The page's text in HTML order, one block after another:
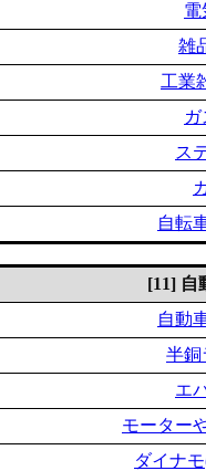
電
雑
工業
ス
自転
[11] 自
自動
半銅
エ
モーター
ダイナ